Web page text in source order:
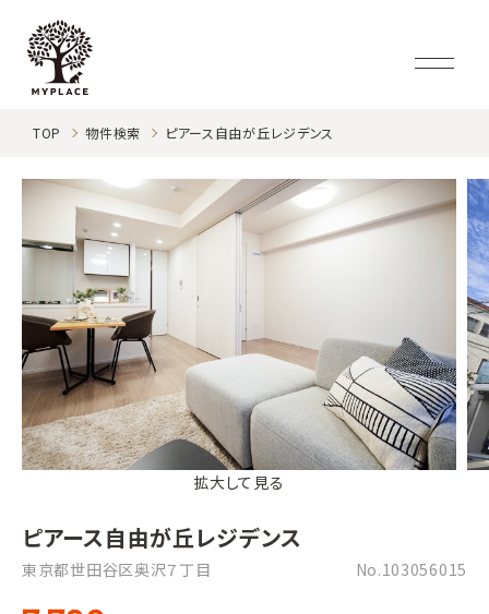
TOP 物件検索 ピアース自由が丘レジデンス
拡大して見る
ピアース自由が丘レジデンス
東京都世田谷区奥沢７丁目 No.103056015